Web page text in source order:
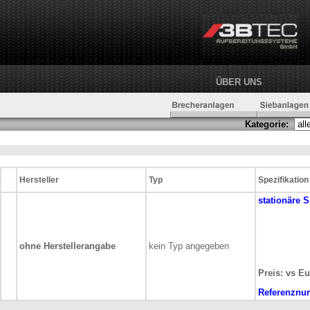
ÜBER UNS
Kategorie:
Hersteller Typ Spezifikation
ohne Herstellerangabe kein Typ angegeben
stationäre
Preis: vs